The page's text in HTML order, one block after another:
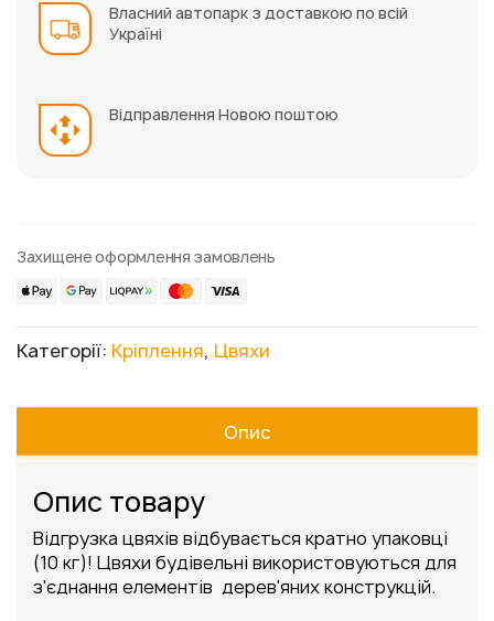
Власний автопарк з доставкою по всій
Україні
Відправлення Новою поштою
Захищене оформлення замовлень
Категорії: Кріплення, Цвяхи
Опис
Опис товару
Відгрузка цвяхів відбувається кратно упаковці
(10 кг)! Цвяхи будівельні використовуються для
з'єднання елементів дерев'яних конструкцій.